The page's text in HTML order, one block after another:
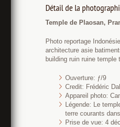
Détail de la
Temple de Plaosan,
Photo reportage
architecture asie
building ruin ruine
Ouverture: ƒ/9
Credit: Frédéric
Appareil photo:
Légende: Le
terre courants
Prise de vue: 4